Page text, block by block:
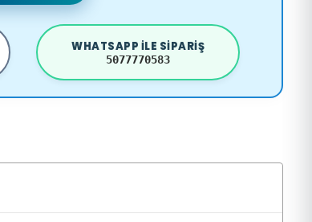
WHATSAPP ILE SIPARIŞ
5077770583